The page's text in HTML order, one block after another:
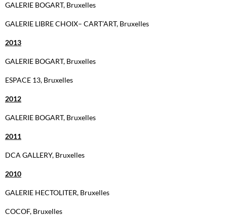
GALERIE BOGART, Bruxelles
GALERIE LIBRE CHOIX– CART’ART, Bruxelles
2013
GALERIE BOGART, Bruxelles
ESPACE 13, Bruxelles
2012
GALERIE BOGART, Bruxelles
2011
DCA GALLERY, Bruxelles
2010
GALERIE HECTOLITER, Bruxelles
COCOF, Bruxelles